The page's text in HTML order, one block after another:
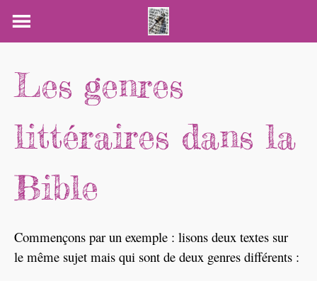
Les genres
littéraires dans la
Bible
Commençons par un exemple : lisons deux textes sur
le même sujet mais qui sont de deux genres différents :